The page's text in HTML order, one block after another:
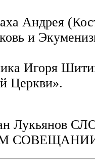
Андрея
и
Игоря
Церкви».